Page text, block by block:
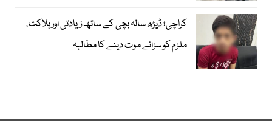
کراچی؛ ڈیڑھ سالہ بچی کے ساتھ زیادتی اور ہلاکت،
ملزم کو سزائے موت دینے کا مطالبہ